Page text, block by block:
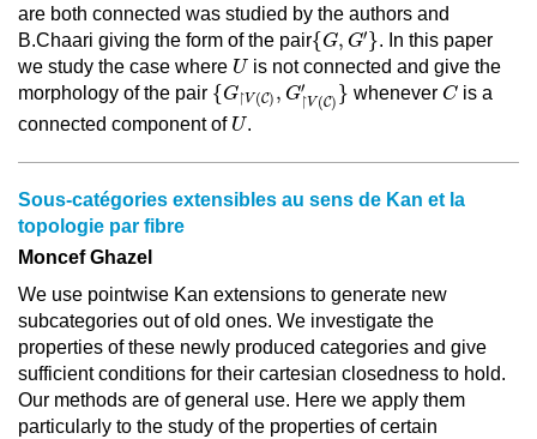
are both connected was studied by the authors and
B.Chaari giving the form of the pair{G, G′}
{G, G′}
. In this paper
we study the case where U
U is not connected and give the
morphology of the pair {G↾V(C) , G′
↾V(C) }
{G↾ ),G V )
wheneverC
Cis a
connected component of U
U.
Sous-catégories extensibles au sens de Kan et la
topologie par fibre
Moncef Ghazel
We use pointwise Kan extensions to generate new
subcategories out of old ones. We investigate the
properties of these newly produced categories and give
sufficient conditions for their cartesian closedness to hold.
Our methods are of general use. Here we apply them
particularly to the study of the properties of certain